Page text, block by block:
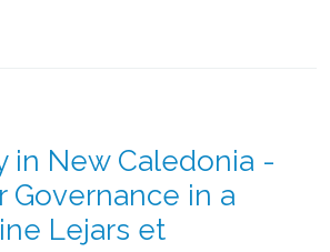
in New Caledonia -
Governance in a
Lejars et